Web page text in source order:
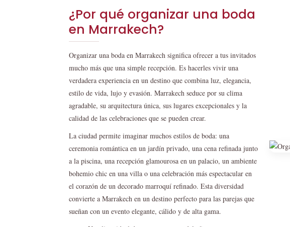
¿Por qué organizar una boda
en Marrakech?
Organizar una boda en Marrakech significa ofrecer a tus invitados
mucho más que una simple recepción. Es hacerles vivir una
verdadera experiencia en un destino que combina luz, elegancia,
estilo de vida, lujo y evasión. Marrakech seduce por su clima
agradable, su arquitectura única, sus lugares excepcionales y la
calidad de las celebraciones que se pueden crear.
La ciudad permite imaginar muchos estilos de boda: una
ceremonia romántica en un jardín privado, una cena refinada junto
a la piscina, una recepción glamourosa en un palacio, un ambiente
bohemio chic en una villa o una celebración más espectacular en
el corazón de un decorado marroquí refinado. Esta diversidad
convierte a Marrakech en un destino perfecto para las parejas que
sueñan con un evento elegante, cálido y de alta gama.